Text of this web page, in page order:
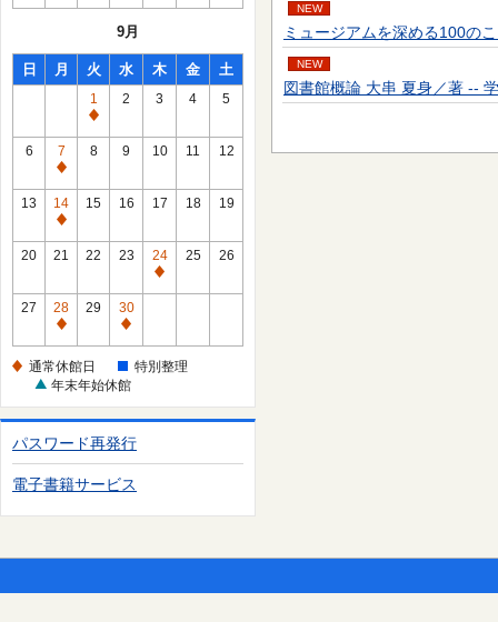
館
館
日
9月
日 月 火 水 木 金 土
1
通
常
館
2 3 4 5
6
7
通
常
休
館
8 9 10 11 12
13
14
通
常
館
日
15 16 17 18 19
20 21 22 23
24
通
館
日
25 26
27
28
通
休
日
29
30
通
休
日
通常休館日
特別整理
年末年始休館
パスワード再発行
電子書籍サービス
NEW
ミュージアムを深める100の
NEW
図書館概論 大串 夏身／著 --